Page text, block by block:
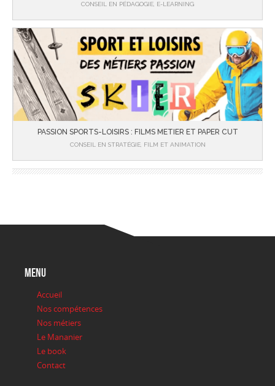
CONSEIL EN PÉDAGOGIE, E-LEARNING
PASSION SPORTS-LOISIRS : FILMS METIER ET PAPER CUT
CONSEIL EN STRATÉGIE, FILM ET ANIMATION
menu
Accueil
Nos compétences
Nos métiers
Le Mananier
Le book
Contact